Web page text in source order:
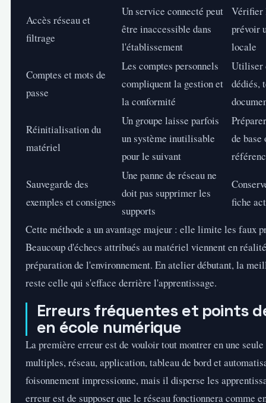
Accès réseau et
filtrage
Un service connecté peut
être inaccessible dans
l'établissement
Vérifier
prévoir
locale
Comptes et mots de
passe
Les comptes personnels
compliquent la gestion et
la conformité
Utiliser
dédiés,
Réinitialisation du
matériel
Un groupe laisse parfois
un système inutilisable
pour le suivant
de base
Sauvegarde des
exemples et consignes
Une panne de réseau ne
doit pas supprimer les
supports
fiche
Cette méthode a un avantage majeur : elle limite les faux
Beaucoup d'échecs attribués au matériel viennent en
préparation de l'environnement. En atelier débutant, la
reste celle qui s'efface derrière l'apprentissage.
Erreurs fréquentes et points
en école numérique
La première erreur est de vouloir tout montrer en une
multiples, réseau, application, tableau de bord et
foisonnement impressionne, mais il disperse les
erreur est de supposer que le réseau fonctionnera comme